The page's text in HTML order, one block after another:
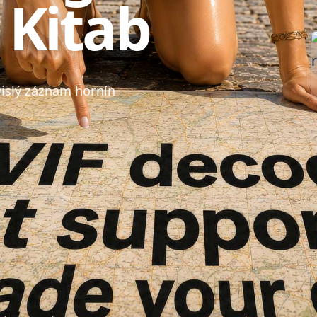
záznam hornín